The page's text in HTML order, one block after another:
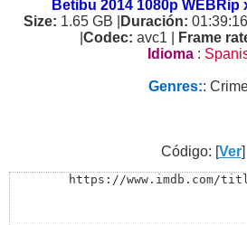
Betibu 2014 1080p WEBRip
Size: 1.65 GB | Duración: 01:39:16
Codec: avc1 | Frame
Idioma :
Genres::
Código: [Ver]
https://www.imdb.com/